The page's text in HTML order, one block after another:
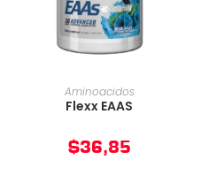
AÑADIR AL CARRITO
Aminoacidos
Flexx EAAS
$36,85